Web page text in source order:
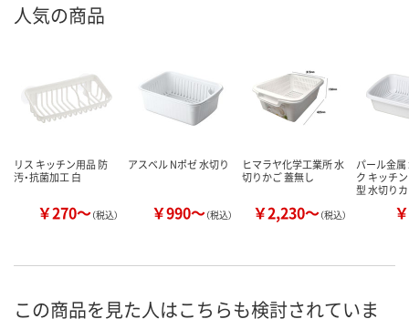
人気の商品
リス キッチン用品 防
汚・抗菌加工 白
￥270～（税込）
アスベル Nポゼ 水切り
￥990～（税込）
ヒマラヤ化学工業所 水
切りかご 蓋無し
￥2,230～（税込）
パール金
ク キッチ
型 水切り
この商品を見た人はこちらも検討されていま